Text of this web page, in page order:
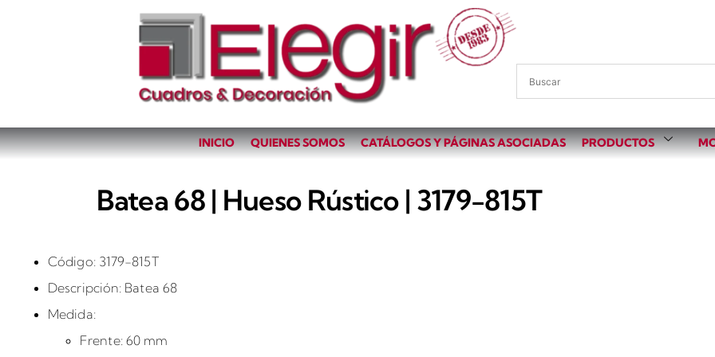
INICIO QUIENES SOMOS CATÁLOGOS Y PÁGINAS ASOCIADAS PRODUCTOS
Batea 68 | Hueso Rústico | 3179-815T
Código: 3179-815T
Descripción: Batea 68
Medida:
Frente: 60 mm